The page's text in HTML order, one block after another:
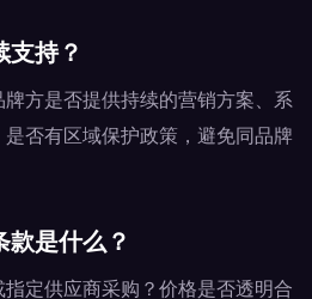
支持？
方是否提供持续的营销方案、系
否有区域保护政策，避免同品牌
款是什么？
定供应商采购？价格是否透明合